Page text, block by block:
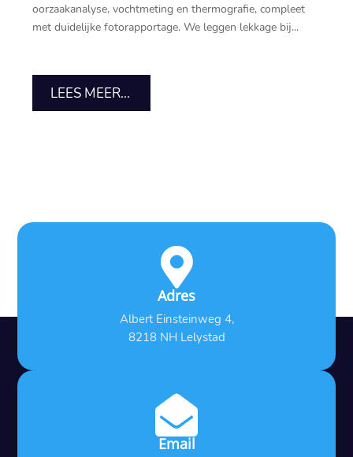
oorzaakanalyse, vochtmeting en thermografie, compleet
met duidelijke fotorapportage. We leggen lekkage bij...
LEES MEER...

Adres
Albert Einsteinweg 4,
8218 NH Lelystad

Email